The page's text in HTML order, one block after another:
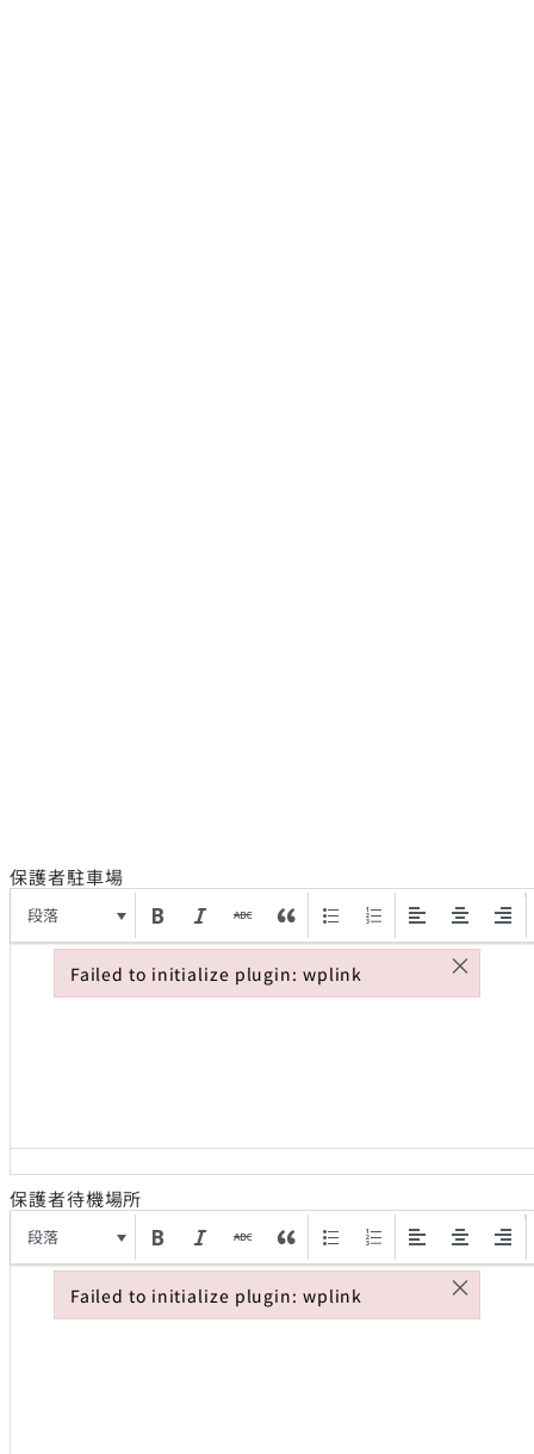
保護者駐車場
段落
保護者待機場所
段落
Failed to initialize plugin: wplink ×
Failed to initialize plugin: wplink
Failed to initialize plugin: wplink ×
Failed to initialize plugin: wplink